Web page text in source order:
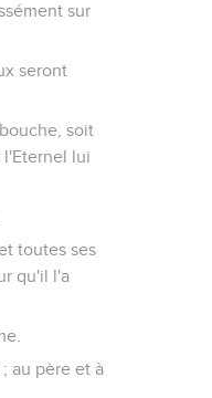
sur
seront
soit
l'Eternel lui
toutes ses
qu'il l'a
au père et à